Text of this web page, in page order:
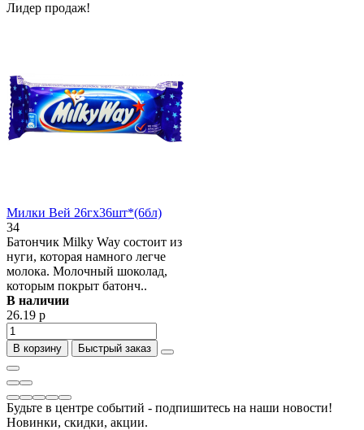
Лидер продаж!
Милки Вей 26гх36шт*(6бл)
34
Батончик Milky Way состоит из
нуги, которая намного легче
молока. Молочный шоколад,
которым покрыт батонч..
В наличии
26.19 р
В корзину Быстрый заказ
Будьте в центре событий - подпишитесь на наши новости!
Новинки, скидки, акции.